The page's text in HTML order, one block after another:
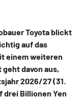
Toyotablickt
auf das
einem weiteren
davon aus,
2026/27 (31.
drei Billionen Yen